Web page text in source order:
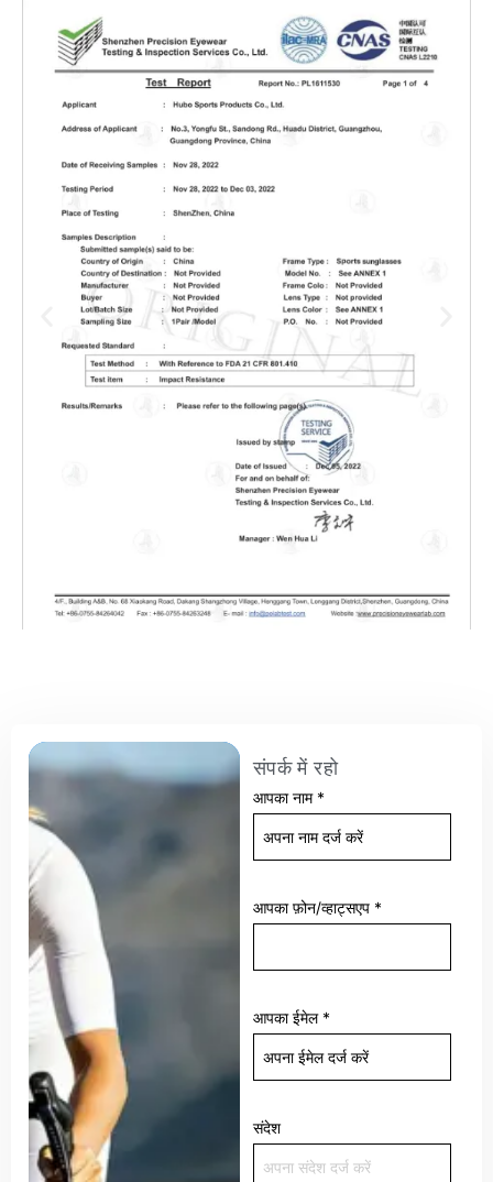
संपर्क में रहो
आपका नाम *
आपका फ़ोन/व्हाट्सएप *
आपका ईमेल *
संदेश